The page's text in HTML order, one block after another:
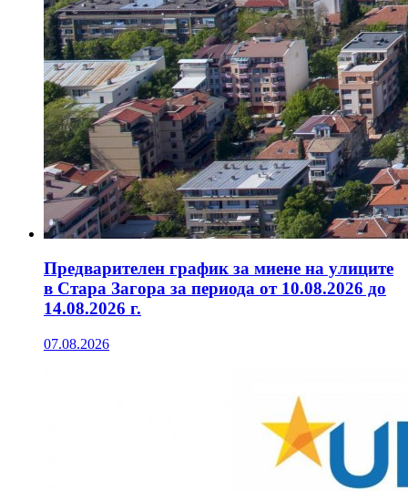
Предварителен график за миене на улиците
в Стара Загора за периода от 10.08.2026 до
14.08.2026 г.
07.08.2026